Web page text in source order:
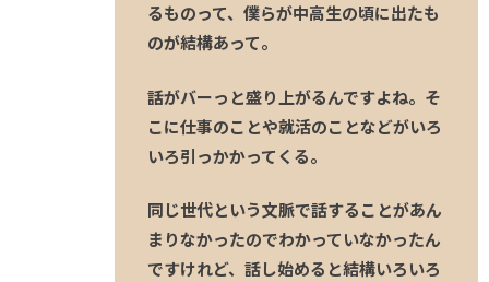
るものって、僕らが中高生の頃に出たも
のが結構あって。
話がバーっと盛り上がるんですよね。そ
こに仕事のことや就活のことなどがいろ
いろ引っかかってくる。
同じ世代という文脈で話することがあん
まりなかったのでわかっていなかったん
ですけれど、話し始めると結構いろいろ